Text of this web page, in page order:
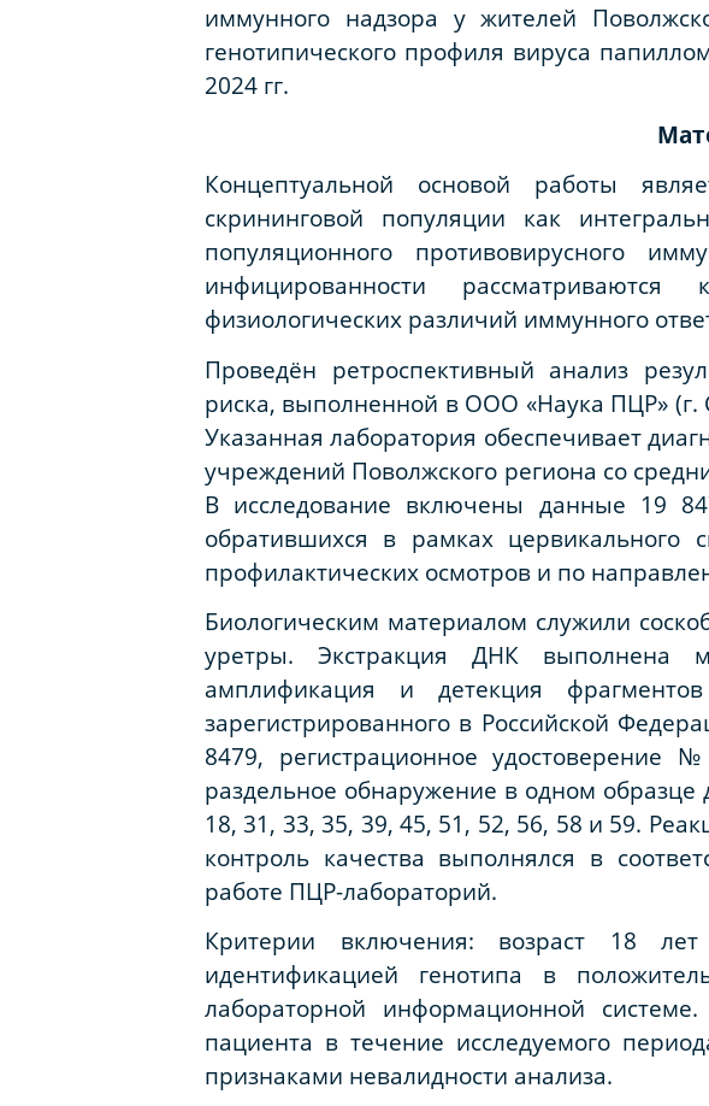
иммунного надзора у жителей
генотипического профиля вируса
2024 гг.
Концептуальной основой работы
скрининговой популяции как
популяционного противовирусного
инфицированности
физиологических различий иммунного
Проведён ретроспективный анализ
риска, выполненной в ООО «Наука ПЦР» (г.
Указанная лаборатория обеспечивает
учреждений Поволжского региона со
В исследование включены данные 19
обратившихся в рамках цервикального
профилактических осмотров и по
Биологическим материалом служили
уретры. Экстракция ДНК выполнена
амплификация и детекция
зарегистрированного в Российской
8479, регистрационное удостоверение
раздельное обнаружение в одном образце
18, 31, 33, 35, 39, 45, 51, 52, 56, 58 и 59.
контроль качества выполнялся в
работе ПЦР-лабораторий.
Критерии включения: возраст 18
идентификацией генотипа в
лабораторной информационной
пациента в течение исследуемого
признаками невалидности анализа.